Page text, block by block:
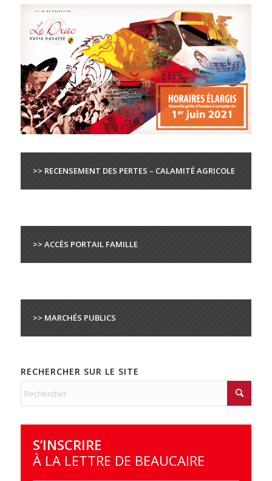
>> RECENSEMENT DES PERTES – CALAMITÉ AGRICOLE
>> ACCÈS PORTAIL FAMILLE
>> MARCHÉS PUBLICS
RECHERCHER SUR LE SITE
S’INSCRIRE
À LA LETTRE DE BEAUCAIRE